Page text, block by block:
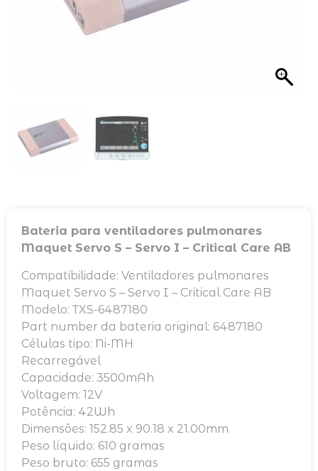
Bateria para ventiladores pulmonares
Maquet Servo S – Servo I – Critical Care AB
Compatibilidade: Ventiladores pulmonares
Maquet Servo S – Servo I – Critical Care AB
Modelo: TXS-6487180
Part number da bateria original: 6487180
Células tipo: Ni-MH
Recarregável
Capacidade: 3500mAh
Voltagem: 12V
Potência: 42Wh
Dimensões: 152.85 x 90.18 x 21.00mm
Peso líquido: 610 gramas
Peso bruto: 655 gramas